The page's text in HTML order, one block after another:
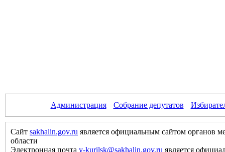
Администрация Собрание депутатов
Сайт sakhalin.gov.ru является официальным сайтом органов
области
Электронная почта y-kurilsk@sakhalin.gov.ru является